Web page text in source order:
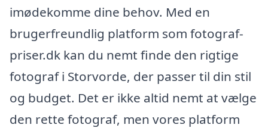
imødekomme dine behov. Med en
brugerfreundlig platform som fotograf-
priser.dk kan du nemt finde den rigtige
fotograf i Storvorde, der passer til din stil
og budget. Det er ikke altid nemt at vælge
den rette fotograf, men vores platform